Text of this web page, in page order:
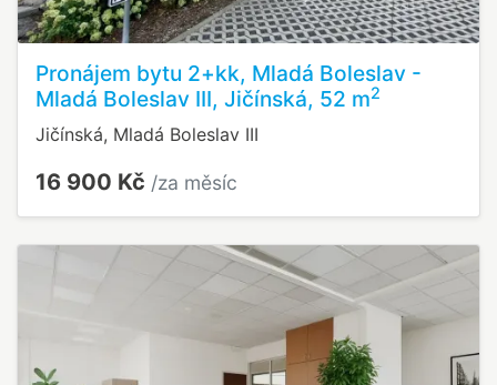
Pronájem bytu 2+kk, Mladá Boleslav -
Mladá Boleslav III, Jičínská, 52 m2
Jičínská, Mladá Boleslav III
16 900 Kč /za měsíc